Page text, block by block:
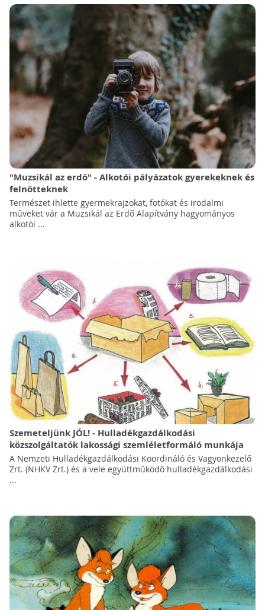
"Muzsikál az erdő" - Alkotói pályázatok gyerekeknek és
felnőtteknek
Természet ihlette gyermekrajzokat, fotókat és irodalmi
műveket vár a Muzsikál az Erdő Alapítvány hagyományos
alkotói ...
Szemeteljünk JÓL! - Hulladékgazdálkodási
közszolgáltatók lakossági szemléletformáló munkája
A Nemzeti Hulladékgazdálkodási Koordináló és Vagyonkezelő
Zrt. (NHKV Zrt.) és a vele együttműködő hulladékgazdálkodási
...